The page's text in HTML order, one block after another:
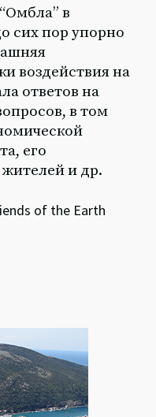
в
сих пор упорно
воздействия на
ответов на
в том
его
и др.
of the Earth